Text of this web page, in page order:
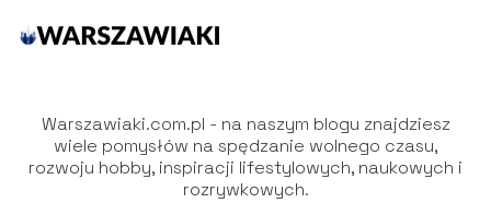
Warszawiaki.com.pl - na naszym blogu znajdziesz
wiele pomysłów na spędzanie wolnego czasu,
rozwoju hobby, inspiracji lifestylowych, naukowych i
rozrywkowych.